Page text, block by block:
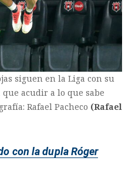
siguen en la Liga con su
acudir a lo que sabe
Rafael Pacheco (Rafael
con la dupla Róger